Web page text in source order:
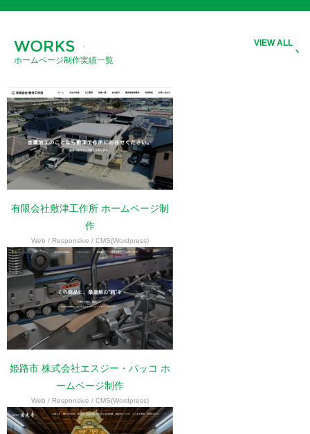
ホームページ制作実績一覧
V EW ALL
有限会社敷津工作所 ホームページ制
作
Web / Responsive / CMS(Wordpress)
姫路市 株式会社エスジー・パッコ ホ
ームページ制作
Web / Responsive / CMS(Wordpress)